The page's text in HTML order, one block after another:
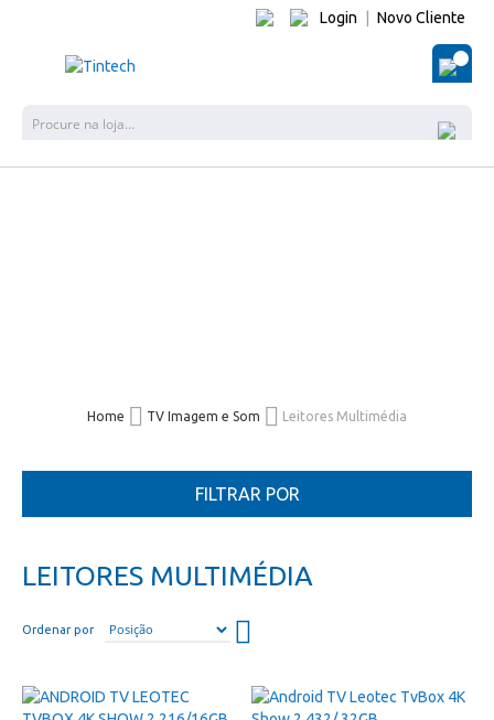
Login Novo Cliente
O
Home TV Imagem e Som Leitores Multimédia
LEITORES MULTIMÉDIA
Ordenar por
FILTRAR POR